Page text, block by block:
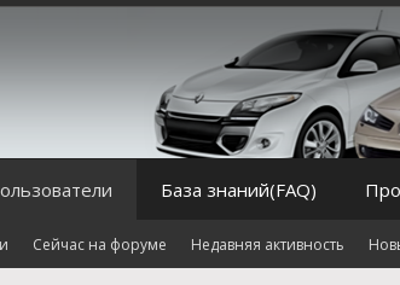
Сейчас на форуме Недавняя активность
База знаний(FAQ)